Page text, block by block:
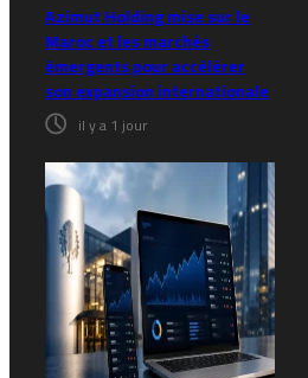
Azimut Holding mise sur le
Maroc et les marchés
émergents pour accélérer
son expansion internationale
il y a 1 jour